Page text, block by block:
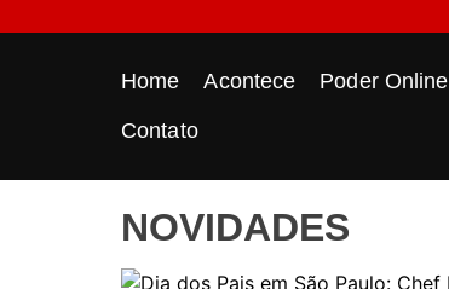
t
Home Acontece Poder Online
Contato
NOVIDADES